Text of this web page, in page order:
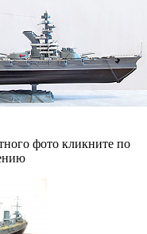
фото кликните по